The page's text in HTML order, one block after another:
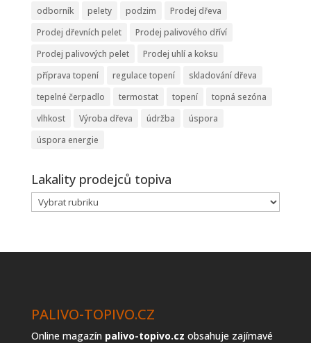
odborník
pelety podzim
Prodej dřeva
Prodej dřevních pelet
Prodej palivového dříví
Prodej palivových pelet
Prodej uhlí a koksu
příprava topení
regulace topení
skladování dřeva
tepelné čerpadlo
termostat topení
topná sezóna
vlhkost
Výroba dřeva údržba
úspora
úspora energie
Lakality prodejců topiva
Lakality
prodejců
PALIVO-TOPIVO.CZ
Online magazín palivo-topivo.cz obsahuje zajímavé